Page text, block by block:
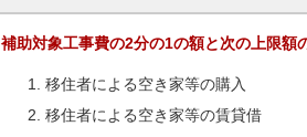
補助対象工事費の2分の1の額と次の上限額
移住者による空き家等
移住者による空き家等の